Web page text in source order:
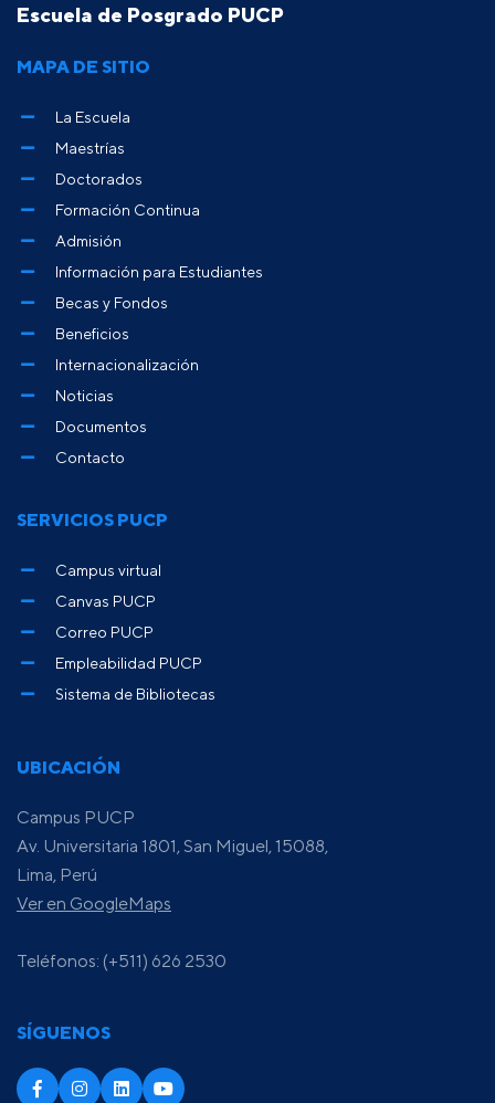
Escuela de Posgrado PUCP
UBICACIÓN
Campus PUCP
Av. Universitaria 1801, San Miguel, 15088,
Lima, Perú
Ver en GoogleMaps
Teléfonos: (+511) 626 2530
SÍGUENOS
MAPA DE SITIO
La Escuela
Maestrías
Doctorados
Formación Continua
Admisión
Información para Estudiantes
Becas y Fondos
Beneficios
Internacionalización
Noticias
Documentos
Contacto
SERVICIOS PUCP
Campus virtual
Canvas PUCP
Correo PUCP
Empleabilidad PUCP
Sistema de Bibliotecas